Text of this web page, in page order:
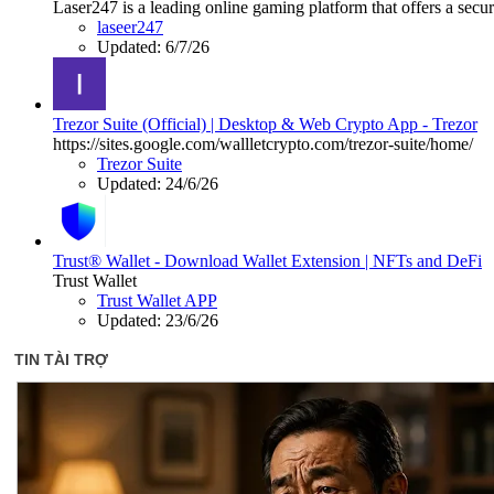
Laser247 is a leading online gaming platform that offers a
laseer247
Updated: 6/7/26
Trezor Suite (Official) | Desktop & Web Crypto App - Trezor
https://sites.google.com/wallletcrypto.com/trezor-suite/home/
Trezor Suite
Updated: 24/6/26
Trust® Wallet - Download Wallet Extension | NFTs and DeFi
Trust Wallet
Trust Wallet APP
Updated: 23/6/26